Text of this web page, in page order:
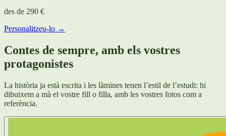
des de 290 €
Personalitzeu-lo →
Contes de sempre, amb els vostres
protagonistes
La història ja està escrita i les làmines tenen l’estil de l’estudi: hi
dibuixem a mà el vostre fill o filla, amb les vostres fotos com a
referència.